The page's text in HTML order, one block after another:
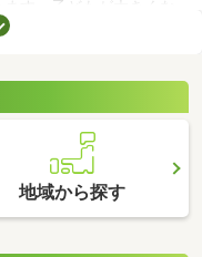
す。子どもが大きくな
ることも魅力です。こ
つけましょう。
地域から探す